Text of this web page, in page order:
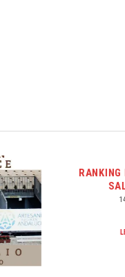
RANKING DE LA LIGA DE
SALTO 2026